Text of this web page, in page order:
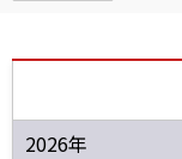
2026年